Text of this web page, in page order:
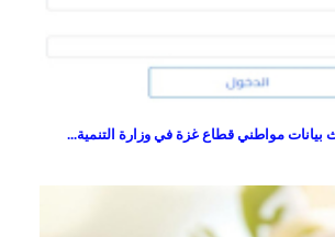
بيانات مواطني قطاع غزة في وزارة التنمية...